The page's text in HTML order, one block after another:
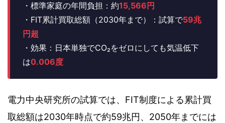
・標準家庭の年間負担：約15,566円
・FIT累計買取総額（2030年まで）：試算で59兆
円超
・効果：日本単独でCO₂をゼロにしても気温低下
は0.006度
電力中央研究所の試算では、FIT制度による累計買
取総額は2030年時点で約59兆円、2050年までには